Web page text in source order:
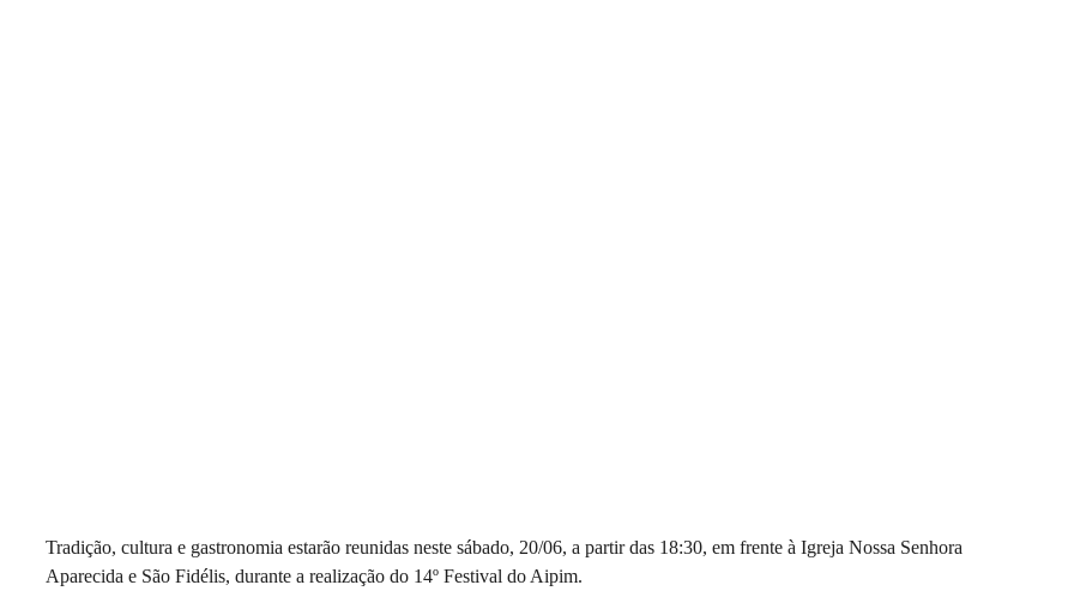
Tradição, cultura e gastronomia estarão reunidas neste sábado, 20/06, a partir das 18:30, em frente à Igreja Nossa Senhora
Aparecida e São Fidélis, durante a realização do 14º Festival do Aipim.